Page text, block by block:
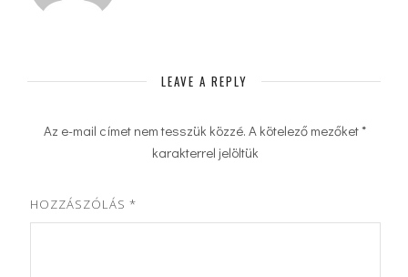
LEAVE A REPLY
Az e-mail címet nem tesszük közzé. A kötelező mezőket*
karakterrel jelöltük
HOZZÁSZÓLÁS *